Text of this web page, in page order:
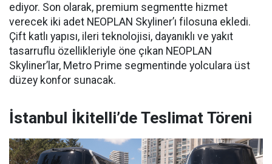
ediyor. Son olarak, premium segmentte hizmet
verecek iki adet NEOPLAN Skyliner’ı filosuna ekledi.
Çift katlı yapısı, ileri teknolojisi, dayanıklı ve yakıt
tasarruflu özellikleriyle öne çıkan NEOPLAN
Skyliner’lar, Metro Prime segmentinde yolculara üst
düzey konfor sunacak.
İstanbul İkitelli’de Teslimat Töreni